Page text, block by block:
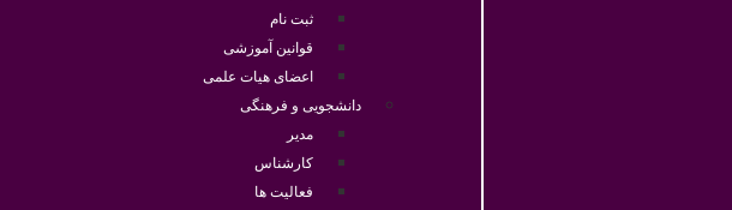
ثبت نام
قوانین آموزشی
اعضای هیات علمی
دانشجویی و فرهنگی
مدیر
کارشناس
فعالیت ها